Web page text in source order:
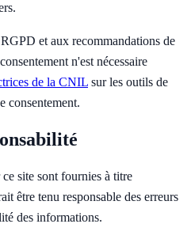
et aux recommandations de
n'est nécessaire
de la CNIL sur les outils de
consentement.
site sont fournies à titre
être tenu responsable des erreurs
des informations.